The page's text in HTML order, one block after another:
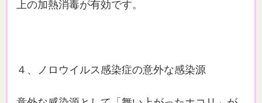
上の加熱消毒が有効です。
４、ノロウイルス感染症の意外な感染源